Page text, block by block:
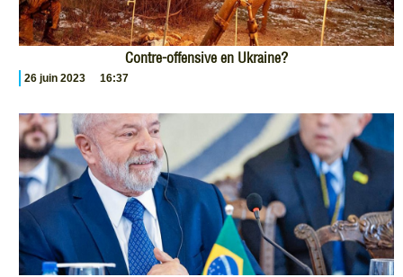
Contre-offensive en Ukraine?
26 juin 2023 16:37